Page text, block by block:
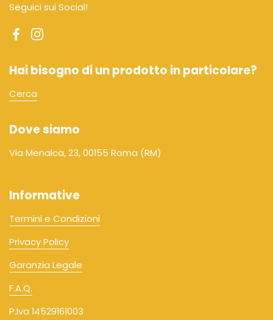
Seguici sui Social!
FacebookInstagram
Hai bisogno di un prodotto in particolare?
Cerca
Dove siamo
Via Menalca, 23, 00155 Roma (RM)
Informative
Termini e Condizioni
Privacy Policy
Garanzia Legale
F.A.Q.
P.Iva 14529161003